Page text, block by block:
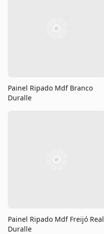
Painel Ripado Mdf Branco
Duralle
Painel Ripado Mdf Freijó Real
Duralle